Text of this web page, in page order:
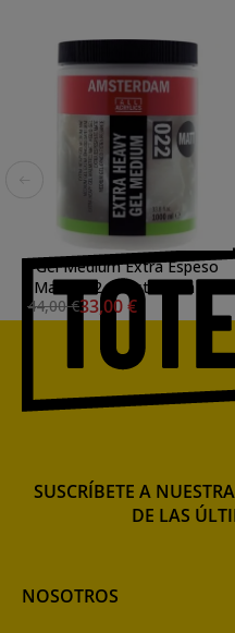
Gel Medium Extra Espeso
Mate 022, Amsterdam 1 L
44,00 €33,00 €
NOSOTROS
SUSCRÍBETE A
DE LAS